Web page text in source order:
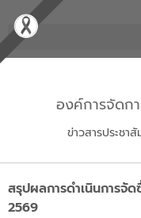
องค์การจัดก
ข่าวสารประชา
สรุปผลการดำเนินการจั
2569